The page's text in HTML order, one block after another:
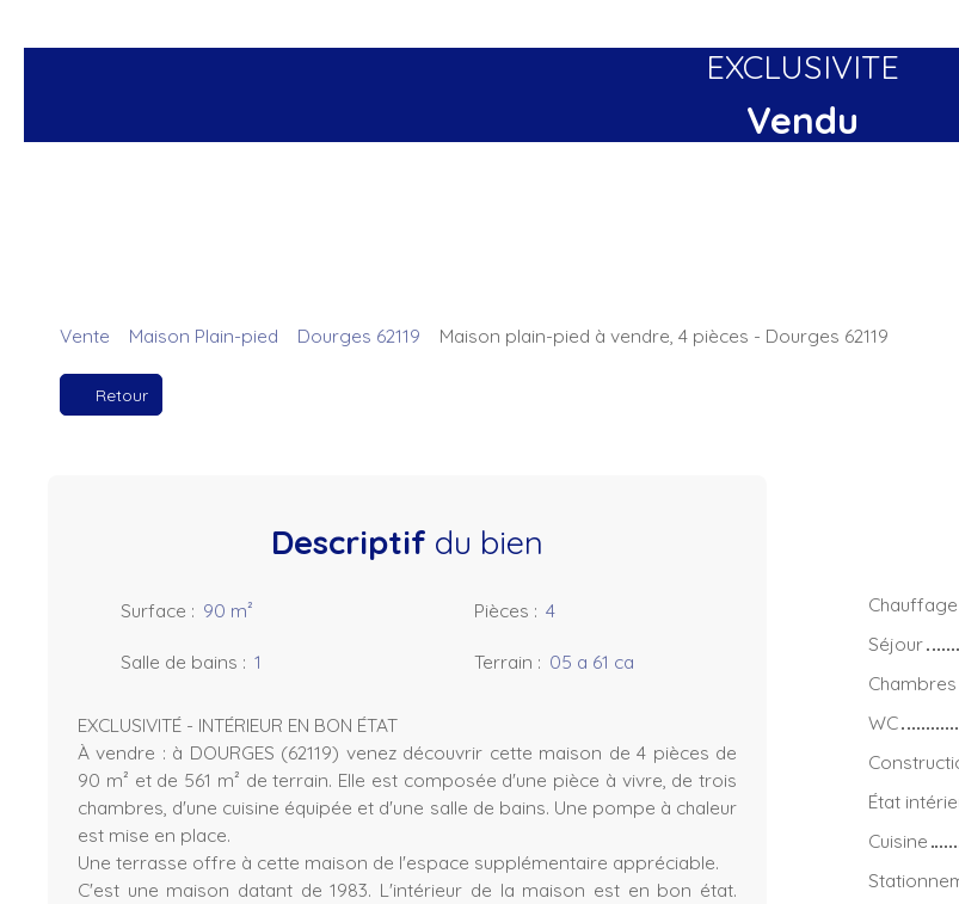
EXCLUSIVITE
Vendu
Vente Maison Plain-pied Dourges 62119 Maison plain-pied à vendre, 4 pièces - Dourges 62119
Retour
Descriptif du bien
Surface : 90 m² Pièces : 4
Salle de bains : 1 Terrain : 05 a 61 ca
EXCLUSIVITÉ - INTÉRIEUR EN BON ÉTAT
À vendre : à DOURGES (62119) venez découvrir cette maison de 4 pièces de
90 m² et de 561 m² de terrain. Elle est composée d'une pièce à vivre, de trois
chambres, d'une cuisine équipée et d'une salle de bains. Une pompe à chaleur
est mise en place.
Une terrasse offre à cette maison de l'espace supplémentaire appréciable.
C'est une maison datant de 1983. L'intérieur de la maison est en bon état.
Chauffage
Séjour
Chambres
WC
État
Cuisine